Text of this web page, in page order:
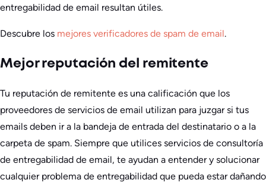
entregabilidad de email resultan útiles.
Descubre los mejores verificadores de spam de email.
Mejor reputación del remitente
Tu reputación de remitente es una calificación que los
proveedores de servicios de email utilizan para juzgar si tus
emails deben ir a la bandeja de entrada del destinatario o a la
carpeta de spam. Siempre que utilices servicios de consultoría
de entregabilidad de email, te ayudan a entender y solucionar
cualquier problema de entregabilidad que pueda estar dañando